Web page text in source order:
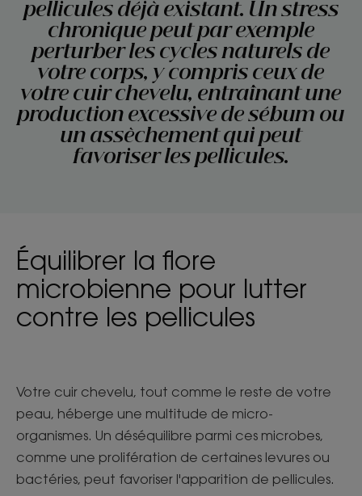
pellicules déjà existant. Un stress
chronique peut par exemple
perturber les cycles naturels de
votre corps, y compris ceux de
votre cuir chevelu, entraînant une
production excessive de sébum ou
un assèchement qui peut
favoriser les pellicules.
Équilibrer la flore
microbienne pour lutter
contre les pellicules
Votre cuir chevelu, tout comme le reste de votre
peau, héberge une multitude de micro-
organismes. Un déséquilibre parmi ces microbes,
comme une prolifération de certaines levures ou
bactéries, peut favoriser l'apparition de pellicules.